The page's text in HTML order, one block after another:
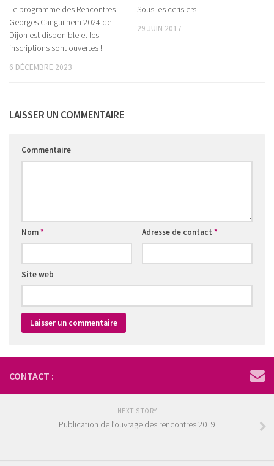
Le programme des Rencontres
Georges Canguilhem 2024 de
Dijon est disponible et les
inscriptions sont ouvertes !
6 DÉCEMBRE 2023
Sous les cerisiers
29 JUIN 2017
LAISSER UN COMMENTAIRE
Commentaire
Nom* Adresse de contact *
Site web
CONTACT :
NEXT STORY
Publication de l’ouvrage des rencontres 2019